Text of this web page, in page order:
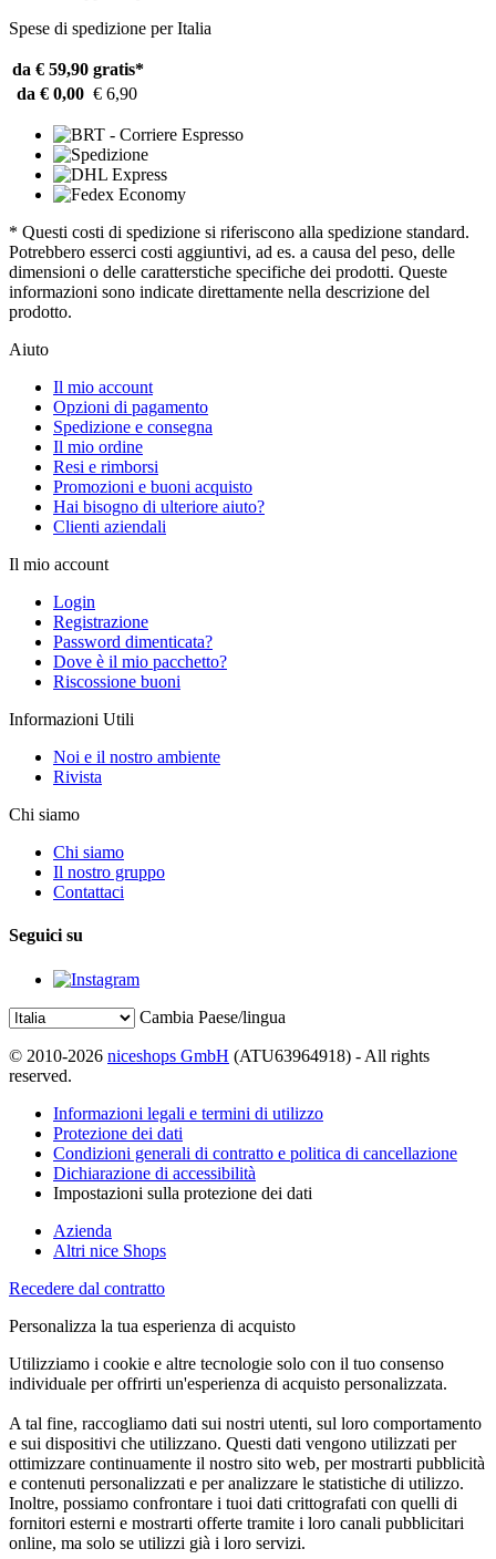
Spese di spedizione per Italia
da € 59,90 gratis*
da € 0,00 € 6,90
* Questi costi di spedizione si riferiscono alla spedizione standard.
Potrebbero esserci costi aggiuntivi, ad es. a causa del peso, delle
dimensioni o delle caratterstiche specifiche dei prodotti. Queste
informazioni sono indicate direttamente nella descrizione del
prodotto.
Aiuto
Il mio account
Opzioni di pagamento
Spedizione e consegna
Il mio ordine
Resi e rimborsi
Promozioni e buoni acquisto
Hai bisogno di ulteriore aiuto?
Clienti aziendali
Il mio account
Login
Registrazione
Password dimenticata?
Dove è il mio pacchetto?
Riscossione buoni
Informazioni Utili
Noi e il nostro ambiente
Rivista
Chi siamo
Chi siamo
Il nostro gruppo
Contattaci
Seguici su
Cambia Paese/lingua
© 2010-2026 niceshops GmbH (ATU63964918) - All rights
reserved.
Informazioni legali e termini di utilizzo
Protezione dei dati
Condizioni generali di contratto e politica di cancellazione
Dichiarazione di accessibilità
Impostazioni sulla protezione dei dati
Azienda
Altri nice Shops
Recedere dal contratto
Personalizza la tua esperienza di acquisto
Utilizziamo i cookie e altre tecnologie solo con il tuo consenso
individuale per offrirti un'esperienza di acquisto personalizzata.
A tal fine, raccogliamo dati sui nostri utenti, sul loro comportamento
e sui dispositivi che utilizzano. Questi dati vengono utilizzati per
ottimizzare continuamente il nostro sito web, per mostrarti pubblicità
e contenuti personalizzati e per analizzare le statistiche di utilizzo.
Inoltre, possiamo confrontare i tuoi dati crittografati con quelli di
fornitori esterni e mostrarti offerte tramite i loro canali pubblicitari
online, ma solo se utilizzi già i loro servizi.